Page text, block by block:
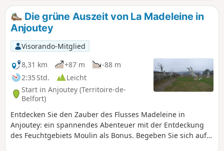
Die grüne Auszeit von La Madeleine in
Anjoutey
Visorando-Mitglied
8,31 km
+87 m
-88 m
2:35 Std.
Leicht
Start in Anjoutey (Territoire-de-
Belfort)
Entdecken Sie den Zauber des Flusses Madeleine in
Anjoutey: ein spannendes Abenteuer mit der Entdeckung
des Feuchtgebiets Moulin als Bonus. Begeben Sie sich auf